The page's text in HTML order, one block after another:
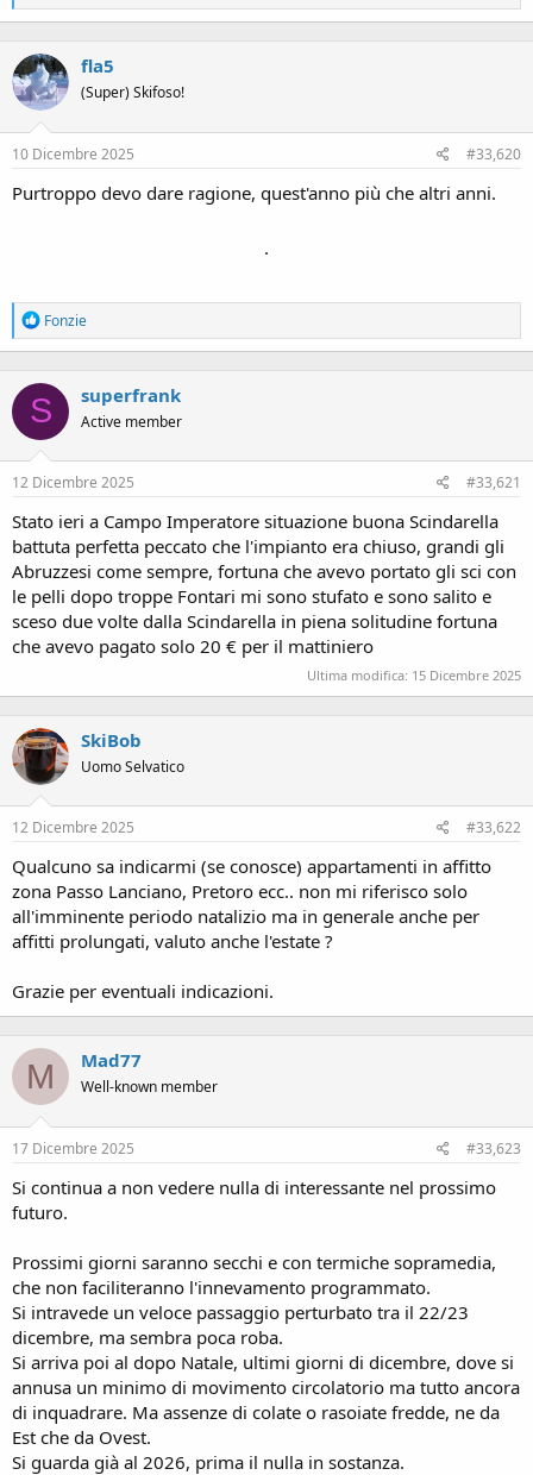
e
a
t
i
o
:
fla5
(Super) Skifoso!
10 Dicembre 2025 #33,620
Purtroppo devo dare ragione, quest'anno più che altri anni.
.
R
e
a
t
i
n
:
Fonzie
S superfrank
Active member
12 Dicembre 2025 #33,621
Stato ieri a Campo Imperatore situazione buona Scindarella
battuta perfetta peccato che l'impianto era chiuso, grandi gli
Abruzzesi come sempre, fortuna che avevo portato gli sci con
le pelli dopo troppe Fontari mi sono stufato e sono salito e
sceso due volte dalla Scindarella in piena solitudine fortuna
che avevo pagato solo 20 € per il mattiniero
Ultima modifica: 15 Dicembre 2025
SkiBob
Uomo Selvatico
12 Dicembre 2025 #33,622
Qualcuno sa indicarmi (se conosce) appartamenti in affitto
zona Passo Lanciano, Pretoro ecc.. non mi riferisco solo
all'imminente periodo natalizio ma in generale anche per
affitti prolungati, valuto anche l'estate ?
Grazie per eventuali indicazioni.
M Mad77
Well-known member
17 Dicembre 2025 #33,623
Si continua a non vedere nulla di interessante nel prossimo
futuro.
Prossimi giorni saranno secchi e con termiche sopramedia,
che non faciliteranno l'innevamento programmato.
Si intravede un veloce passaggio perturbato tra il 22/23
dicembre, ma sembra poca roba.
Si arriva poi al dopo Natale, ultimi giorni di dicembre, dove si
annusa un minimo di movimento circolatorio ma tutto ancora
di inquadrare. Ma assenze di colate o rasoiate fredde, ne da
Est che da Ovest.
Si guarda già al 2026, prima il nulla in sostanza.